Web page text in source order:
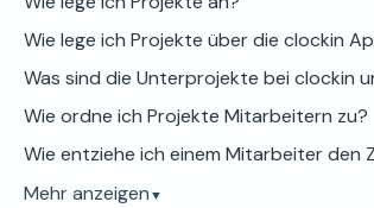
Wie lege ich Projekte über die clockin
Was sind die Unterprojekte bei clockin
Wie ordne ich Projekte Mitarbeitern zu?
Wie entziehe ich einem Mitarbeiter den
Mehr anzeigen ▼